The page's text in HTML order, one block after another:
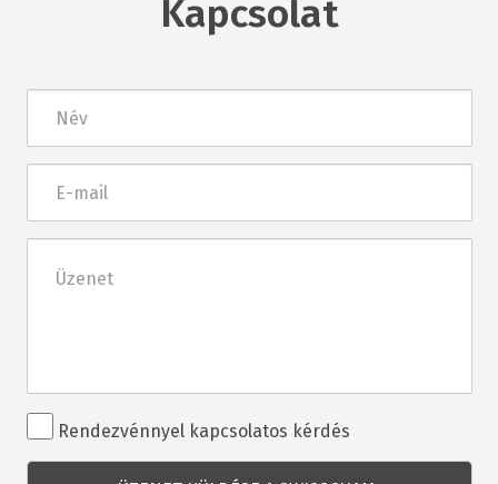
Kapcsolat
mail
Rendezvénnyel
kapcsolatos
kérdés
Rendezvénnyel kapcsolatos kérdés